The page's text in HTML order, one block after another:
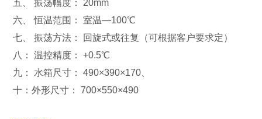
五、 振荡幅度： 20mm
六、 恒温范围： 室温—100℃
七、 振荡方法： 回旋式或往复（可根据客户要求定）
八： 温控精度： +0.5℃
九： 水箱尺寸： 490×390×170、
十：外形尺寸： 700×550×490